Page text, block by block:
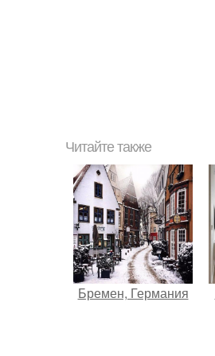
Читайте также
Бремен, Германия